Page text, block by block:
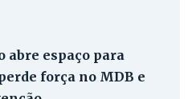
abre espaço para
força no MDB e